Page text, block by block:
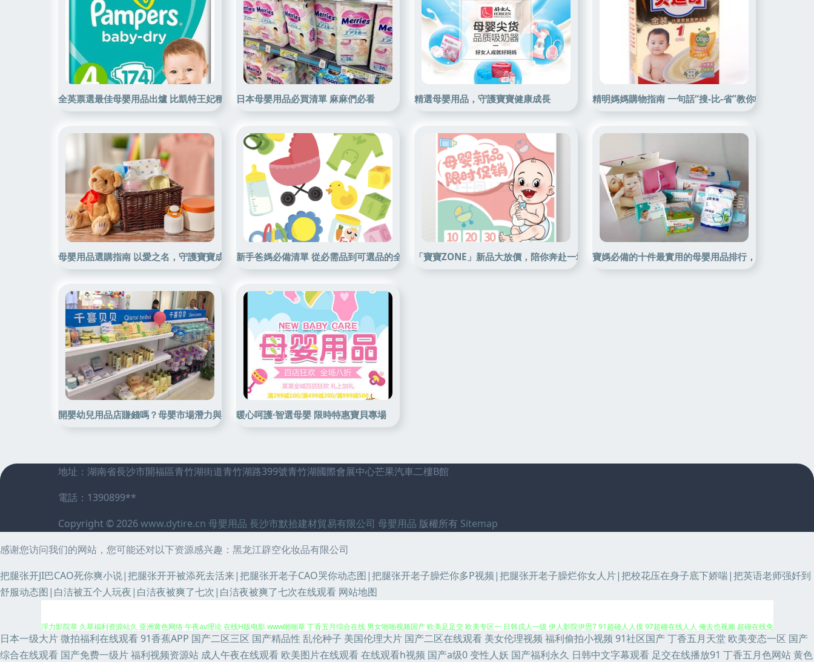
全英票選最佳母嬰用品出爐 比凱特王妃種草的更好用日本母嬰用品必買清單 麻麻們必看 精選母嬰用品，守護寶寶健康成長 精明媽媽購物指南 一句話“搜-比-省”教你輕松搞定優品
母嬰用品選購指南 以愛之名，守護寶寶成長的每一步新手爸媽必備清單 從必需品到可選品的全面解析「寶寶ZONE」新品大放價，陪你奔赴一場奶油般的愛！寶媽必備的十件最實用的母嬰用品排行，你都準備好了
開嬰幼兒用品店賺錢嗎？母嬰市場潛力與風險深度解析暖心呵護·智選母嬰 限時特惠寶貝專場
地址：湖南省長沙市開福區青竹湖街道青竹湖路399號青竹湖國際會展中心芒果汽車二樓B館
電話：1390899**
Copyright © 2026www.dytire.cn 母嬰用品 長沙市默拾建材貿易有限公司 母嬰用品 版權所有 Sitemap
感谢您访问我们的网站，您可能还对以下资源感兴趣：黑龙江辟空化妆品有限公司
把腿张开JI巴CAO死你爽小说|把腿张开开被添死去活来|把腿张开老子CAO哭你动态图|把腿张开老子臊烂你多P视频|把腿张开老子臊烂你女人片|把校花压在身子底下娇喘|把英语老师强奷到
舒服动态图|白洁被五个人玩夜|白洁夜被爽了七次|白洁夜被爽了七次在线观看 网站地图
日本理论片播放 国产三级网址 熟女东北 亚州色图www 亚洲资源网站 影音先锋成人久 在线视频香蕉 91草莓 97操碰 变态91网站 成人a三级 含羞草福利影院 久久伊人超碰 免费69AV 日韩新网片 中日肏屄视频 91影院在线 A片日韩
费9 国产老熟女ass 黄页嫩草 加勒比久久视 久久精品观看 人人妻人人摸 97色色资源 肏逼123 大香蕉45 福利社瑟瑟 黑人探花色图 久久97 欧美色网1区 日韩无码观 三级网址色天堂 婷婷两性网 性爱午夜影院 一本超碰97在线 伊人网
日本一级大片微拍福利在线观看91香蕉APP 国产二区三区 国产精品性 乱伦种子 美国伦理大片 国产二区在线观看 美女伦理视频 福利偷拍小视频 91社区国产丁香五月天堂 欧美变态一区 国产
综合在线观看 国产免费一级片福利视频资源站 成人午夜在线观看 欧美图片在线观看在线观看h视频 国产a级0变性人妖 国产福利永久 日韩中文字幕观看 足交在线播放91 丁香五月色网站黄色